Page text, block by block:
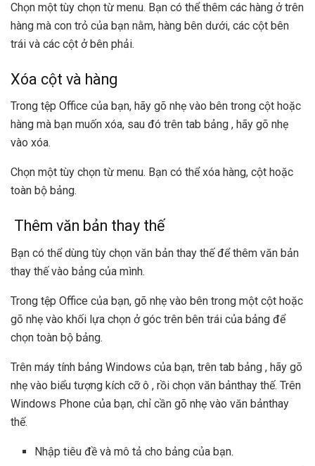
Chọn một tùy chọn từ menu. Bạn có thể thêm các hàng ở trên
hàng mà con trỏ của bạn nằm, hàng bên dưới, các cột bên
trái và các cột ở bên phải.
Xóa cột và hàng
Trong tệp Office của bạn, hãy gõ nhẹ vào bên trong cột hoặc
hàng mà bạn muốn xóa, sau đó trên tab bảng , hãy gõ nhẹ
vào xóa.
Chọn một tùy chọn từ menu. Bạn có thể xóa hàng, cột hoặc
toàn bộ bảng.
Thêm văn bản thay thế
Bạn có thể dùng tùy chọn văn bản thay thế để thêm văn bản
thay thế vào bảng của mình.
Trong tệp Office của bạn, gõ nhẹ vào bên trong một cột hoặc
gõ nhẹ vào khối lựa chọn ở góc trên bên trái của bảng để
chọn toàn bộ bảng.
Trên máy tính bảng Windows của bạn, trên tab bảng , hãy gõ
nhẹ vào biểu tượng kích cỡ ô , rồi chọn văn bảnthay thế. Trên
Windows Phone của bạn, chỉ cần gõ nhẹ vào văn bảnthay
thế.
Nhập tiêu đề và mô tả cho bảng của bạn.